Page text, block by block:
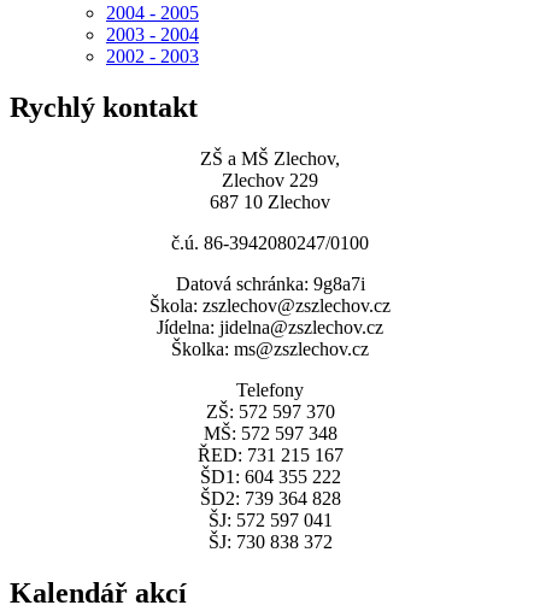
2004 - 2005
2003 - 2004
2002 - 2003
Rychlý kontakt
ZŠ a MŠ Zlechov,
Zlechov 229
687 10 Zlechov
č.ú. 86-3942080247/0100
Datová schránka: 9g8a7i
Škola: zszlechov@zszlechov.cz
Jídelna: jidelna@zszlechov.cz
Školka: ms@zszlechov.cz
Telefony
ZŠ: 572 597 370
MŠ: 572 597 348
ŘED: 731 215 167
ŠD1: 604 355 222
ŠD2: 739 364 828
ŠJ: 572 597 041
ŠJ: 730 838 372
Kalendář akcí